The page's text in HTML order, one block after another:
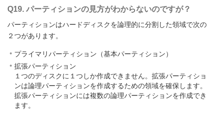
Q19. パーティションの見方がわからないのですが？
パーティションはハードディスクを論理的に分割した領域で次の
２つがあります。
プライマリパーティション（基本パーティション）
拡張パーティション
１つのディスクに１つしか作成できません。拡張パーティショ
ンは論理パーティションを作成するための領域を確保します。
拡張パーティションには複数の論理パーティションを作成でき
ます。